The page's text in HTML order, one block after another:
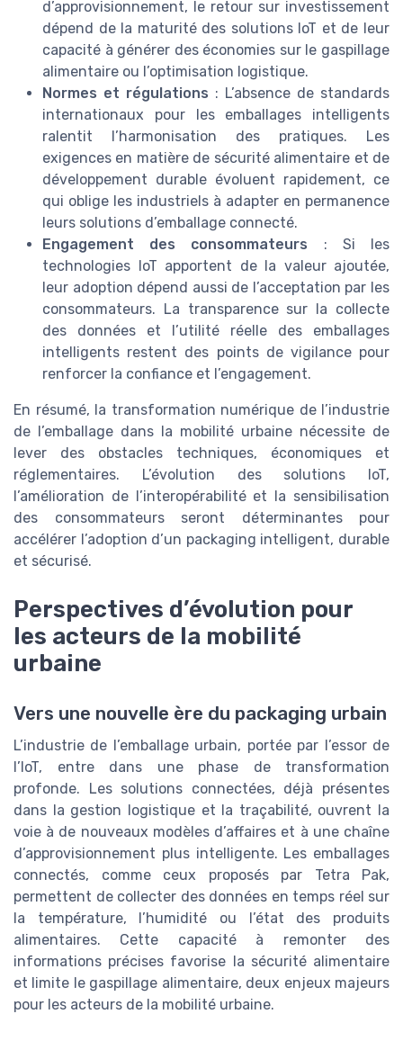
d’approvisionnement, le retour sur investissement
dépend de la maturité des solutions IoT et de leur
capacité à générer des économies sur le gaspillage
alimentaire ou l’optimisation logistique.
Normes et régulations : L’absence de standards
internationaux pour les emballages intelligents
ralentit l’harmonisation des pratiques. Les
exigences en matière de sécurité alimentaire et de
développement durable évoluent rapidement, ce
qui oblige les industriels à adapter en permanence
leurs solutions d’emballage connecté.
Engagement des consommateurs : Si les
technologies IoT apportent de la valeur ajoutée,
leur adoption dépend aussi de l’acceptation par les
consommateurs. La transparence sur la collecte
des données et l’utilité réelle des emballages
intelligents restent des points de vigilance pour
renforcer la confiance et l’engagement.
En résumé, la transformation numérique de l’industrie
de l’emballage dans la mobilité urbaine nécessite de
lever des obstacles techniques, économiques et
réglementaires. L’évolution des solutions IoT,
l’amélioration de l’interopérabilité et la sensibilisation
des consommateurs seront déterminantes pour
accélérer l’adoption d’un packaging intelligent, durable
et sécurisé.
Perspectives d’évolution pour
les acteurs de la mobilité
urbaine
Vers une nouvelle ère du packaging urbain
L’industrie de l’emballage urbain, portée par l’essor de
l’IoT, entre dans une phase de transformation
profonde. Les solutions connectées, déjà présentes
dans la gestion logistique et la traçabilité, ouvrent la
voie à de nouveaux modèles d’affaires et à une chaîne
d’approvisionnement plus intelligente. Les emballages
connectés, comme ceux proposés par Tetra Pak,
permettent de collecter des données en temps réel sur
la température, l’humidité ou l’état des produits
alimentaires. Cette capacité à remonter des
informations précises favorise la sécurité alimentaire
et limite le gaspillage alimentaire, deux enjeux majeurs
pour les acteurs de la mobilité urbaine.